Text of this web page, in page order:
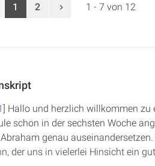
1 2 1 - 7 von 12
] Hallo und herzlich willkommen zu
schon in der sechsten Woche
genau
der uns in vielerlei Hinsicht ein